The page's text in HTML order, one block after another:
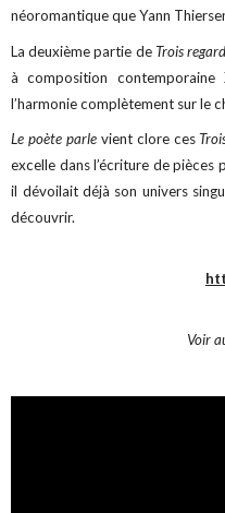
néoromantique que Yann
La deuxième partie deTrois
à composition
l’harmonie complètement sur le
Le poète parle vient clore ces
excelle dans l’écriture de pièces
il dévoilait déjà son univers
découvrir.
Voir